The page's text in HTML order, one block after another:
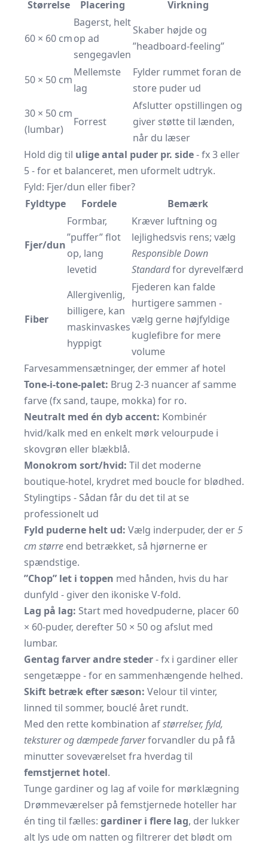
Størrelse Placering Virkning
60 × 60 cm
Bagerst, helt
op ad
sengegavlen
Skaber højde og
”headboard-feeling”
50 × 50 cm
Mellemste
lag
Fylder rummet foran de
store puder ud
30 × 50 cm
(lumbar)
Forrest
Afslutter opstillingen og
giver støtte til lænden,
når du læser
Hold dig til ulige antal puder pr. side- fx 3 eller
5 - for et balanceret, men uformelt udtryk.
Fyld: Fjer/dun eller fiber?
Fyldtype
Fordele Bemærk
Fjer/dun
Formbar,
”puffer” flot
op, lang
levetid
Kræver luftning og
lejlighedsvis rens; vælg
Responsible Down
Standardfor dyrevelfærd
Fiber
Allergivenlig,
billigere, kan
maskinvaskes
hyppigt
Fjederen kan falde
hurtigere sammen -
vælg gerne højfyldige
kuglefibre for mere
volume
Farvesammensætninger, der emmer af hotel
Tone-i-tone-palet: Brug 2-3 nuancer af samme
farve (fx sand, taupe, mokka) for ro.
Neutralt med én dyb accent: Kombinér
hvid/kalk med en enkelt mørk velourpude i
skovgrøn eller blækblå.
Monokrom sort/hvid: Til det moderne
boutique-hotel, krydret med boucle for blødhed.
Stylingtips - Sådan får du det til at se
professionelt ud
Fyld puderne helt ud: Vælg inderpuder, der er5
cm større end betrækket, så hjørnerne er
spændstige.
”Chop” let i toppen med hånden, hvis du har
dunfyld - giver den ikoniske V-fold.
Lag på lag: Start med hovedpuderne, placer 60
× 60-puder, derefter 50 × 50 og afslut med
lumbar.
Gentag farver andre steder- fx i gardiner eller
sengetæppe - for en sammenhængende helhed.
Skift betræk efter sæson: Velour til vinter,
linned til sommer, bouclé året rundt.
Med den rette kombination afstørrelser, fyld,
teksturer og dæmpede farverforvandler du på få
minutter soveværelset fra hverdag til
femstjernet hotel.
Tunge gardiner og lag af voile for mørklægning
Drømmeværelser på femstjernede hoteller har
én ting til fælles: gardiner i flere lag, der lukker
alt lys ude om natten og filtrerer det blødt om